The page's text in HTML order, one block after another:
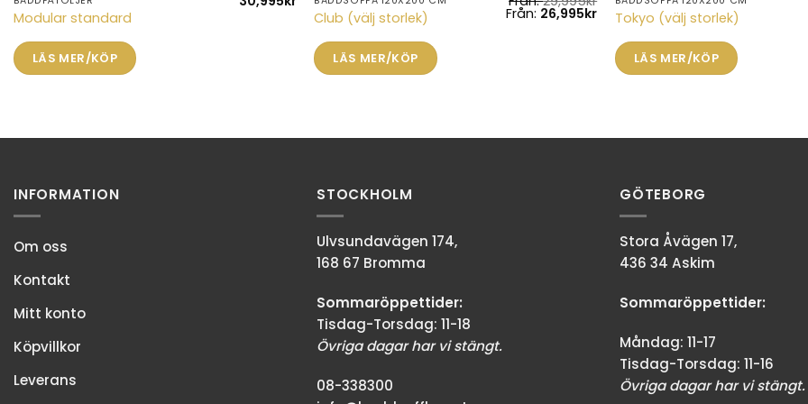
Modular standard
LÄS MER/KÖP
Club (välj storlek) Från: 26,995kr
LÄS MER/KÖP
Den
här
produkten
har
kan
väljas
på
produktsidan
Tokyo (välj storlek)
LÄS MER/KÖP
Den
här
produkten
har
kan
väljas
på
produktsidan
INFORMATION
Om oss
Kontakt
Mitt konto
Köpvillkor
Leverans
STOCKHOLM
Ulvsundavägen 174,
168 67 Bromma
Sommaröppettider:
Tisdag-Torsdag: 11-18
Övriga dagar har vi stängt.
08-338300
GÖTEBORG
Stora Åvägen 17,
436 34 Askim
Sommaröppettider:
Måndag: 11-17
Tisdag-Torsdag: 11-16
Övriga dagar har vi stängt.